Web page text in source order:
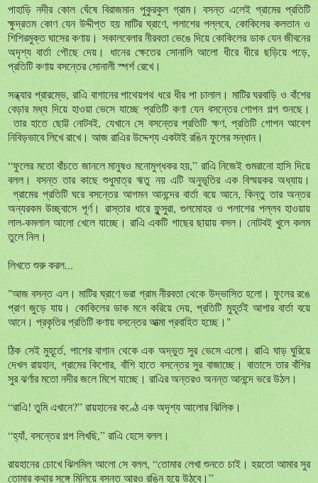
পাহাড়ি নদীর কোল ঘেঁষে বিরাজমান পুকুরকুল গ্রাম। বসন্ত এলেই গ্রামের প্রতিটি
ক্ষুদ্রতম কোণ যেন উদ্দীপ্ত হয় মাটির ঘ্রাণে,পলাশের পল্লবে,কোকিলের কলতান ও
শিশিরমুক্ত ঘাসের কণায়। সকালবেলার নীরবতা ভেঙে দিয়ে কোকিলের ডাক যেন জীবনের
অদৃশ্য বার্তা পৌছে দেয়। ধানের ক্ষেতের সোনালি আলো ধীরে ধীরে ছড়িয়ে পড়ে,
প্রতিটিকণায়বসন্তেরসোনালীস্পর্শরেখে।
সন্ধ্যার প্রারম্ভে, রাএি বাগানের পাথেয়পথ ধরে ধীর পা চালাল। মাটির ঘরবাড়ি ও বাঁশের
বেড়ার মধ্য দিয়ে হাওয়া ভেসে যাচ্ছে প্রতিটি কণা যেন বসন্তের গোপন গল্প শুনছে।
তার হাতে ছোট্ট নোটবই, যেখানে সে বসন্তের প্রতিটি ক্ষণ, প্রতিটি গোপন আবেশ
নিবিড়ভাবেলিখেরাখে। আজরাএিরউদ্দেশ্যএকটাইরঙিনফুলেরসন্ধান।
“ফুলের মতো বাঁচতে জানলে মানুষও মনোমুগ্ধকর হয়,” রাএি নিজেই গুমরানো হাসি দিয়ে
বলল। বসন্ত তার কাছে শুধুমাত্র ঋতু নয় এটি অনুভূতির এক বিস্ময়কর অধ্যায়।
গ্রামের প্রতিটি ঘরে বসন্তের আগমন আনন্দের বার্তা বয়ে আনে,কিন্তু তার অন্তর
অন্যরকম উচ্ছ্বাসে পূর্ণ।রাস্তার ধারে ফুন্সুরা,গুলমোহর ও পলাশের পল্লব হাওয়ায়
লাল-কমলাল আলো খেলে যাচ্ছে। রাএি একটি গাছের ছায়ায় বসল। নোটবই খুলে কলম
তুলেনিল।
লিখতেশুরুকরল...
"আজ বসন্ত এল। মাটির ঘ্রাণে ভরা গ্রাম নীরবতা থেকে উদ্ভাসিত হলো। ফুলের রঙে
প্রাণ জুড়ে যায়। কোকিলের ডাক মনে করিয়ে দেয়,প্রতিটি মুহূর্তই আশার বার্তা বয়ে
আনে। প্রকৃতিরপ্রতিটিকণায়বসন্তেরআত্মাপ্রবাহিতহচ্ছে। "
ঠিক সেই মুহূর্তে, পাশের বাগান থেকে এক অদ্ভুত সুর ভেসে এলো। রাএি ঘাড় ঘুরিয়ে
দেখল রায়হান, গ্রামের কিশোর, বাঁশি হাতে বসন্তের সুর বাজাচ্ছে।বাতাসে তার বাঁশির
সুরঝর্ণারমতোনদীরজলেমিশেযাচ্ছে। রাএিরঅন্তরও অনন্তআনন্দেভরেউঠল।
“রাএি!তুমিএখানে?”রায়হানেরকণ্ঠেএকঅদৃশ্যআলোরঝিলিক।
“হ্যাঁ, বসন্তেরগল্পলিখছি,”রাএি হেসেবলল।
রায়হানের চোখে ঝিলমিল আলো সে বলল, “তোমার লেখা শুনতে চাই। হয়তো আমার সুর
তোমারকথারসঙ্গেমিলিয়েবসন্তআরও রঙিনহয়েউঠবে।”